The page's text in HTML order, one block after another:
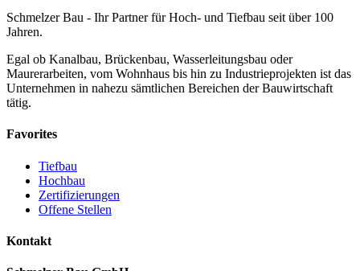
Schmelzer Bau - Ihr Partner für Hoch- und Tiefbau seit über 100
Jahren.
Egal ob Kanalbau, Brückenbau, Wasserleitungsbau oder
Maurerarbeiten, vom Wohnhaus bis hin zu Industrieprojekten ist das
Unternehmen in nahezu sämtlichen Bereichen der Bauwirtschaft
tätig.
Favorites
Tiefbau
Hochbau
Zertifizierungen
Offene Stellen
Kontakt